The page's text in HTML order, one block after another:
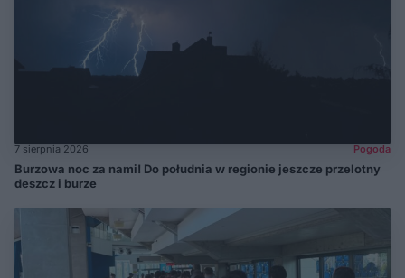
7 sierpnia 2026 Pogoda
Burzowa noc za nami! Do południa w regionie jeszcze przelotny
deszcz i burze